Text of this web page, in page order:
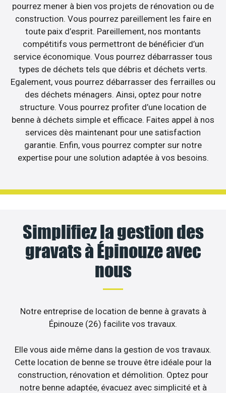
pourrez mener à bien vos projets de rénovation ou de
construction. Vous pourrez pareillement les faire en
toute paix d’esprit. Pareillement, nos montants
compétitifs vous permettront de bénéficier d’un
service économique. Vous pourrez débarrasser tous
types de déchets tels que débris et déchets verts.
Egalement, vous pourrez débarrasser des ferrailles ou
des déchets ménagers. Ainsi, optez pour notre
structure. Vous pourrez profiter d’une location de
benne à déchets simple et efficace. Faites appel à nos
services dès maintenant pour une satisfaction
garantie. Enfin, vous pourrez compter sur notre
expertise pour une solution adaptée à vos besoins.
Simplifiez la gestion des
gravats à Épinouze avec
nous
Notre entreprise de location de benne à gravats à
Épinouze (26) facilite vos travaux.
Elle vous aide même dans la gestion de vos travaux.
Cette location de benne se trouve être idéale pour la
construction, rénovation et démolition. Optez pour
notre benne adaptée, évacuez avec simplicité et à